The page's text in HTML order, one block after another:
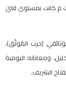
م كانت بمستوى فني
(حرب المُوثّق)،
ومعاناته اليومية
الشريف.